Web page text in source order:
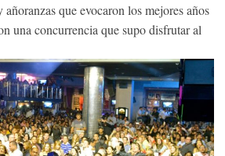
que evocaron los mejores años
una concurrencia que supo disfrutar al